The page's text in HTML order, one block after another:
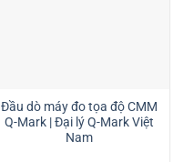
Đầu dò máy đo tọa độ CMM
Q-Mark | Đại lý Q-Mark Việt
Nam